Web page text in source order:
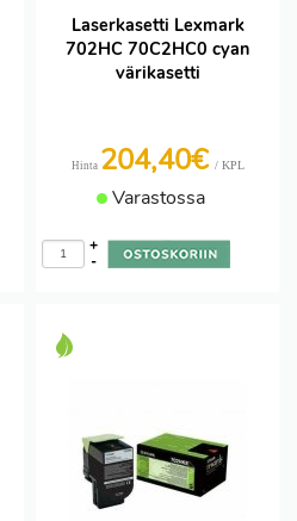
Laserkasetti Lexmark
702HC 70C2HC0 cyan
värikasetti
Hinta 204,40€ / KPL
Varastossa
-
+